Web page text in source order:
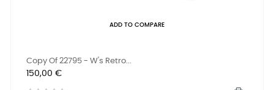
ADD TO COMPARE
Copy Of 22795 - W's Retro...
Preis
150,00 €